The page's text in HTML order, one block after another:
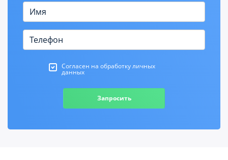
Согласен на обработку личных
данных
Запросить